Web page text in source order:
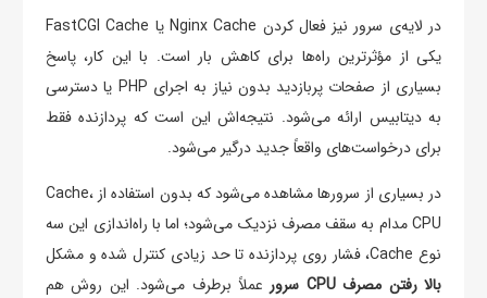
در لایه‌ی سرور نیز فعال کردن Nginx Cache یا FastCGI Cache
یکی از مؤثرترین راه‌ها برای کاهش بار است. با این کار، پاسخ
بسیاری از صفحات پربازدید بدون نیاز به اجرای PHP یا دسترسی
به دیتابیس ارائه می‌شود. نتیجه‌اش این است که پردازنده فقط
برای درخواست‌های واقعاً جدید درگیر می‌شود.
در بسیاری از سرورها مشاهده می‌شود که بدون استفاده از Cache،
CPU مدام به سقف مصرف نزدیک می‌شود؛ اما با راه‌اندازی این سه
نوع Cache، فشار روی پردازنده تا حد زیادی کنترل شده و مشکل
بالا رفتن مصرف CPU سرور
عملاً برطرف می‌شود. این روش هم